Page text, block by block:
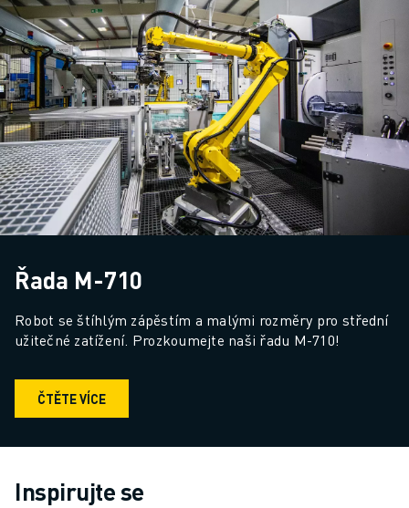
Řada M-710
Robot se štíhlým zápěstím a malými rozměry pro střední
užitečné zatížení. Prozkoumejte naši řadu M-710!
ČTĚTE VÍCE
Inspirujte se